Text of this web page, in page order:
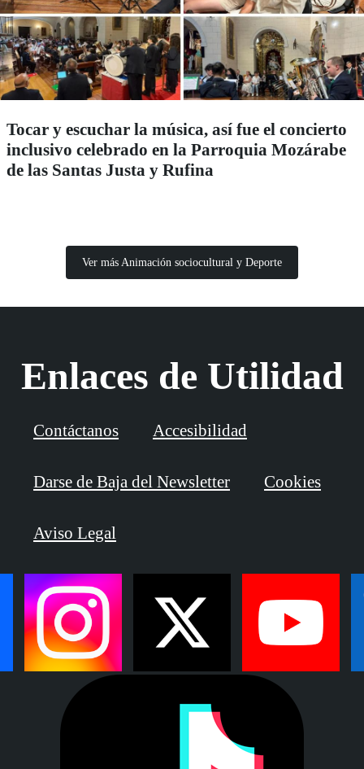
Tocar y escuchar la música, así fue el concierto
inclusivo celebrado en la Parroquia Mozárabe
de las Santas Justa y Rufina
Ver más Animación sociocultural y Deporte
Enlaces de Utilidad
Contáctanos Accesibilidad
Darse de Baja del Newsletter Cookies
Aviso Legal